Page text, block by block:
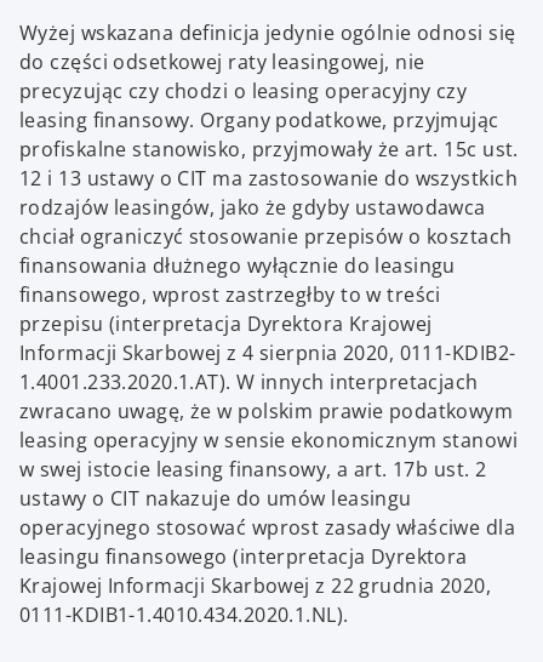
Wyżej wskazana definicja jedynie ogólnie odnosi się
do części odsetkowej raty leasingowej, nie
precyzując czy chodzi o leasing operacyjny czy
leasing finansowy. Organy podatkowe, przyjmując
profiskalne stanowisko, przyjmowały że art. 15c ust.
12 i 13 ustawy o CIT ma zastosowanie do wszystkich
rodzajów leasingów, jako że gdyby ustawodawca
chciał ograniczyć stosowanie przepisów o kosztach
finansowania dłużnego wyłącznie do leasingu
finansowego, wprost zastrzegłby to w treści
przepisu (interpretacja Dyrektora Krajowej
Informacji Skarbowej z 4 sierpnia 2020, 0111-KDIB2-
1.4001.233.2020.1.AT). W innych interpretacjach
zwracano uwagę, że w polskim prawie podatkowym
leasing operacyjny w sensie ekonomicznym stanowi
w swej istocie leasing finansowy, a art. 17b ust. 2
ustawy o CIT nakazuje do umów leasingu
operacyjnego stosować wprost zasady właściwe dla
leasingu finansowego (interpretacja Dyrektora
Krajowej Informacji Skarbowej z 22 grudnia 2020,
0111-KDIB1-1.4010.434.2020.1.NL).